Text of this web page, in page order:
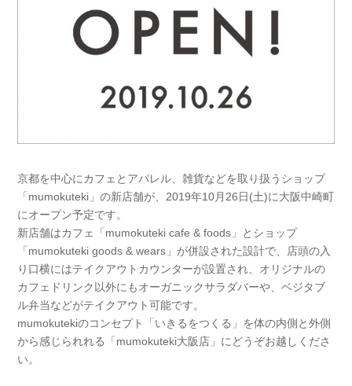
京都を中心にカフェとアパレル、雑貨などを取り扱うショップ
「mumokuteki」の新店舗が、2019年10月26日(土)に大阪中崎町
にオープン予定です。
新店舗はカフェ「mumokuteki cafe & foods」とショップ
「mumokuteki goods & wears」が併設された設計で、店頭の入
り口横にはテイクアウトカウンターが設置され、オリジナルの
カフェドリンク以外にもオーガニックサラダバーや、ベジタブ
ル弁当などがテイクアウト可能です。
mumokutekiのコンセプト「いきるをつくる」を体の内側と外側
から感じられれる「mumokuteki大阪店」にどうぞお越しくださ
い。